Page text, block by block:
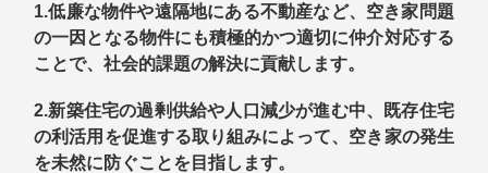
1.低廉な物件や遠隔地にある不動産など、空き家問題
の一因となる物件にも積極的かつ適切に仲介対応する
ことで、社会的課題の解決に貢献します。
2.新築住宅の過剰供給や人口減少が進む中、既存住宅
の利活用を促進する取り組みによって、空き家の発生
を未然に防ぐことを目指します。